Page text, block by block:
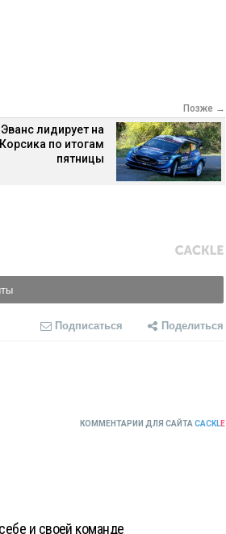
Позже →
лидирует на
по итогам
пятницы
Подписаться Поделиться
КОММЕНТАРИИ ДЛЯ САЙТА CACKLE
и своей команде